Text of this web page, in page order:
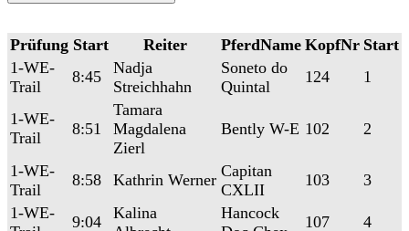
Prüfung Start Reiter PferdName KopfNr Start
1-WE-
Trail
8:45
Nadja
Streichhahn
Soneto do
Quintal
124 1
1-WE-
Trail
8:51
Tamara
Magdalena
Zierl
Bently W-E 102 2
1-WE-
Trail
8:58 Kathrin Werner Capitan
CXLII
103
3
1-WE-
9:04
Kalina
Hancock
107
4